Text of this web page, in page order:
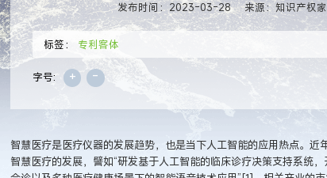
发布时间：2023-03-28 来源：知识产权家
标签： 专利客体
字号: + -
智慧医疗是医疗仪器的发展趋势，也是当下人工智能的应用热点。
智慧医疗的发展，譬如“研发基于人工智能的临床诊疗决策支持系统